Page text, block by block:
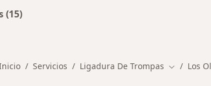
(15)
Servicios Ligadura De Trompas Cambiar
Los